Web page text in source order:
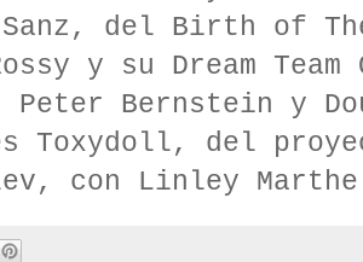
del Birth of
y su Dream
Peter Bernstein y
Toxydoll, del
con Linley